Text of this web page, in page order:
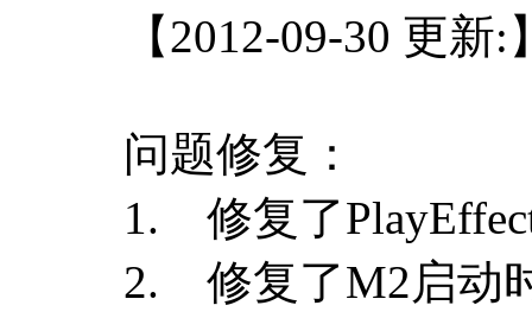
【2012-09-30 更新:
问题修复：
1. 修复了
2. 修复了M2启动